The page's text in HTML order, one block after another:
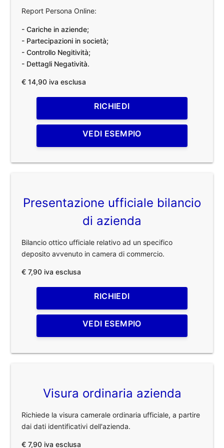
Report Persona Online:
- Cariche in aziende;
- Partecipazioni in società;
- Controllo Negitività;
- Dettagli Negatività.
€ 14,90 iva esclusa
RICHIEDI
VEDI ESEMPIO
Presentazione ufficiale bilancio
di azienda
Bilancio ottico ufficiale relativo ad un specifico
deposito avvenuto in camera di commercio.
€ 7,90 iva esclusa
RICHIEDI
VEDI ESEMPIO
Visura ordinaria azienda
Richiede la visura camerale ordinaria ufficiale, a partire
dai dati identificativi dell'azienda.
€ 7,90 iva esclusa